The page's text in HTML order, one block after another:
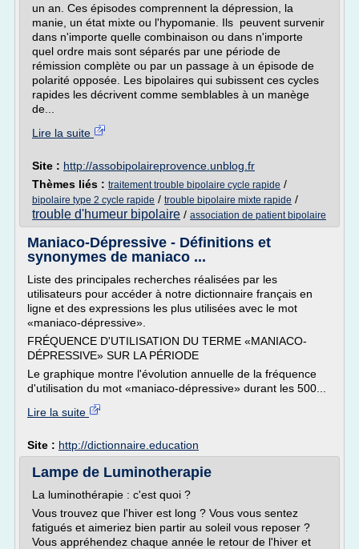
un an. Ces épisodes comprennent la dépression, la
manie, un état mixte ou l'hypomanie. Ils peuvent survenir
dans n'importe quelle combinaison ou dans n'importe
quel ordre mais sont séparés par une période de
rémission complète ou par un passage à un épisode de
polarité opposée. Les bipolaires qui subissent ces cycles
rapides les décrivent comme semblables à un manège
de...
Lire la suite
Site : http://assobipolaireprovence.unblog.fr
Thèmes liés : traitement trouble bipolaire cycle rapide /
bipolaire type 2 cycle rapide / trouble bipolaire mixte rapide /
trouble d'humeur bipolaire / association de patient bipolaire
Maniaco-Dépressive - Définitions et
synonymes de maniaco ...
Liste des principales recherches réalisées par les
utilisateurs pour accéder à notre dictionnaire français en
ligne et des expressions les plus utilisées avec le mot
«maniaco-dépressive».
FRÉQUENCE D'UTILISATION DU TERME «MANIACO-
DÉPRESSIVE» SUR LA PÉRIODE
Le graphique montre l'évolution annuelle de la fréquence
d'utilisation du mot «maniaco-dépressive» durant les 500...
Lire la suite
Site : http://dictionnaire.education
Lampe de Luminotherapie
La luminothérapie : c'est quoi ?
Vous trouvez que l'hiver est long ? Vous vous sentez
fatigués et aimeriez bien partir au soleil vous reposer ?
Vous appréhendez chaque année le retour de l'hiver et